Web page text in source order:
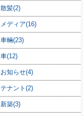
散髪(2)
メディア(16)
車輛(23)
車(12)
お知らせ(4)
テナント(2)
新築(3)